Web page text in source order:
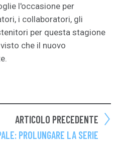
l'occasione per
i collaboratori, gli
per questa stagione
che il nuovo
ARTICOLO PRECEDENTE
PROLUNGARE LA SERIE